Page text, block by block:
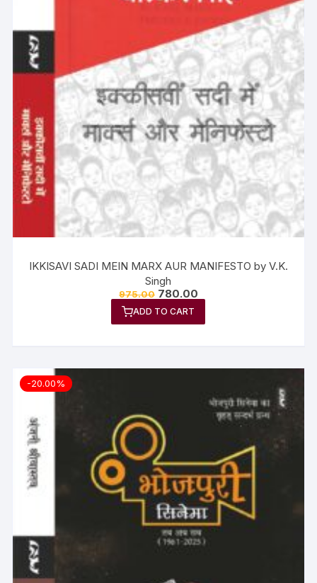
IKKISAVI SADI MEIN MARX AUR MANIFESTO by V.K.
Singh
975.00 780.00
ADD TO CART
-20.00%